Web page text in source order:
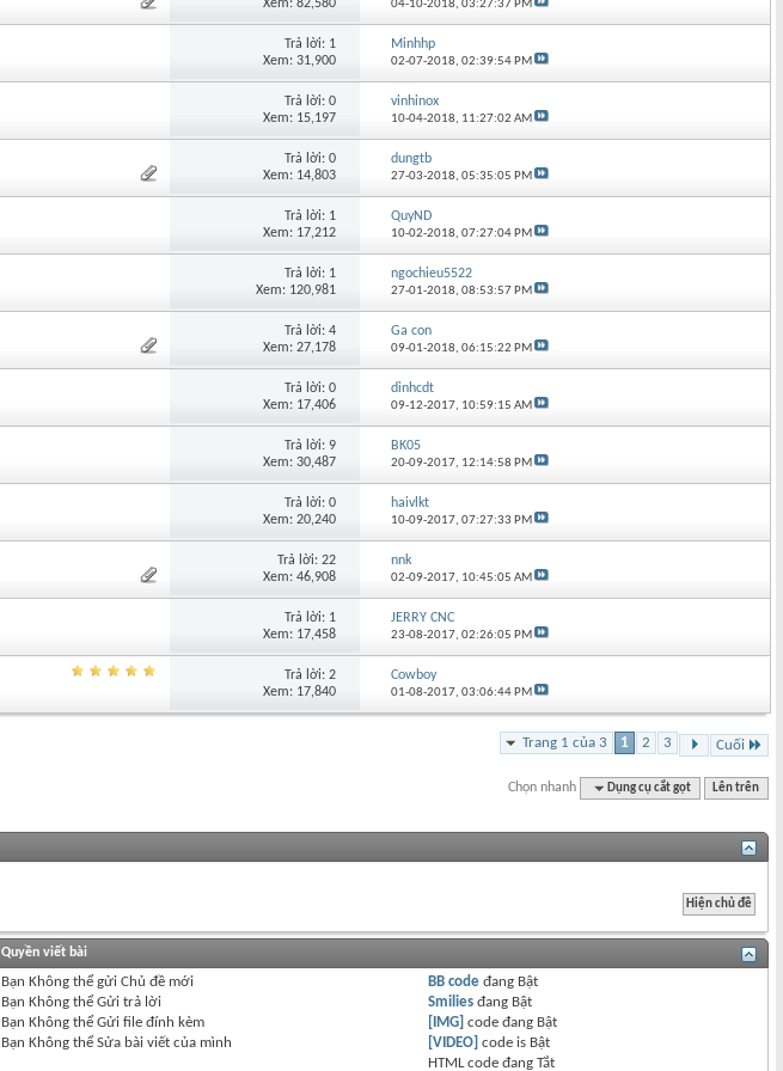
Xem: 82,580 04-10-2018,03:27:37 PM
Trả lời: 1
Xem: 31,900
Minhhp
02-07-2018,02:39:54 PM
Trả lời: 0
Xem: 15,197
vinhinox
10-04-2018, 11:27:02 AM
Trả lời: 0
Xem: 14,803
dungtb
27-03-2018,05:35:05 PM
Trả lời: 1
Xem: 17,212
QuyND
10-02-2018,07:27:04 PM
Trả lời: 1
Xem: 120,981
ngochieu5522
27-01-2018,08:53:57 PM
Trả lời: 4
Xem: 27,178
Ga con
09-01-2018,06:15:22 PM
Trả lời: 0
Xem: 17,406
dinhcdt
09-12-2017, 10:59:15 AM
Trả lời: 9
Xem: 30,487
BK05
20-09-2017, 12:14:58 PM
Trả lời: 0
Xem: 20,240
haivlkt
10-09-2017,07:27:33 PM
Trả lời: 22
Xem: 46,908
nnk
02-09-2017, 10:45:05 AM
Trả lời: 1
Xem: 17,458
JERRY CNC
23-08-2017,02:26:05 PM
Trả lời: 2
Xem: 17,840
Cowboy
01-08-2017,03:06:44 PM
Trang 1 của 3 1 2 3 Cuối
Chọn nhanh Dụng cụ cắt gọt Lên trên
Quyền viết bài
Bạn Không thểgửi Chủ đề mới
Bạn Không thểGửi trả lời
Bạn Không thểGửi file đính kèm
Bạn Không thểSửa bài viết của mình
BB code đang Bật
Smilies đang Bật
[IMG] code đang Bật
[VIDEO] code is Bật
HTML code đangTắt